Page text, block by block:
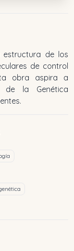
de los
de control
obra aspira a
de la Genética